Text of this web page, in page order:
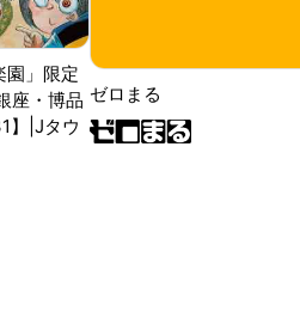
園」限定
座・博品
】|Jタウ
ゼロまる